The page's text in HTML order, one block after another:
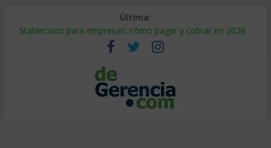
Última:
Stablecoins para empresas: cómo pagar y cobrar en 2026
Despido silencioso: qué es y por qué sale tan caro
IA en selección de personal: cómo auditarla a tiempo
Trabajo forzoso en la cadena de suministro: qué hacer
Mercado hispano de EE. UU.: cómo segmentarlo y venderle